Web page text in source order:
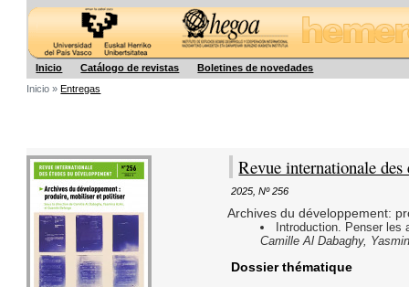
Inicio Catálogo de revistas
Boletines de novedades
Inicio »Entregas
Revue internationale
2025 ,Nº 256
Archives du développement:
Introduction. Penser les
Camille Al Dabaghy,
Dossier thématique